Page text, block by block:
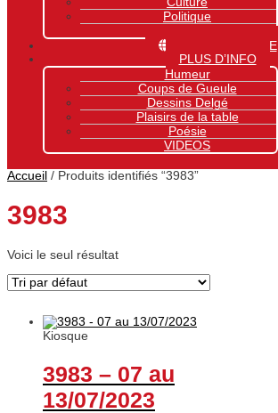
Politique
INFO MONDIALE
PLUS D’INFO
Humeur
Coups de Gueule
Dessins Delgé
Plaisirs de la table
Poésie
VIDEOS
Accueil / Produits identifiés “3983”
3983
Voici le seul résultat
Kiosque
3983 – 07 au
13/07/2023